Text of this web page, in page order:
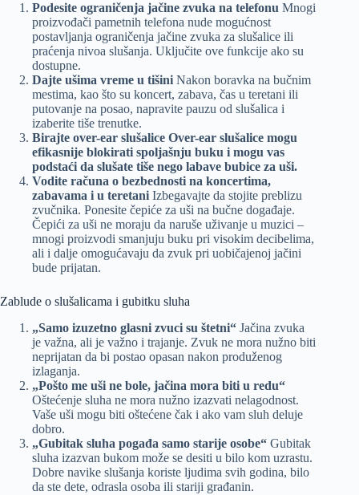
Podesite ograničenja jačine zvuka na telefonu Mnogi
proizvođači pametnih telefona nude mogućnost
postavljanja ograničenja jačine zvuka za slušalice ili
praćenja nivoa slušanja. Uključite ove funkcije ako su
dostupne.
Dajte ušima vreme u tišini Nakon boravka na bučnim
mestima, kao što su koncert, zabava, čas u teretani ili
putovanje na posao, napravite pauzu od slušalica i
izaberite tiše trenutke.
Birajte over-ear slušalice Over-ear slušalice mogu
efikasnije blokirati spoljašnju buku i mogu vas
podstaći da slušate tiše nego labave bubice za uši.
Vodite računa o bezbednosti na koncertima,
zabavama i u teretani Izbegavajte da stojite preblizu
zvučnika. Ponesite čepiće za uši na bučne događaje.
Čepići za uši ne moraju da naruše uživanje u muzici –
mnogi proizvodi smanjuju buku pri visokim decibelima,
ali i dalje omogućavaju da zvuk pri uobičajenoj jačini
bude prijatan.
Zablude o slušalicama i gubitku sluha
„Samo izuzetno glasni zvuci su štetni“ Jačina zvuka
je važna, ali je važno i trajanje. Zvuk ne mora nužno biti
neprijatan da bi postao opasan nakon produženog
izlaganja.
„Pošto me uši ne bole, jačina mora biti u redu“
Oštećenje sluha ne mora nužno izazvati nelagodnost.
Vaše uši mogu biti oštećene čak i ako vam sluh deluje
dobro.
„Gubitak sluha pogađa samo starije osobe“ Gubitak
sluha izazvan bukom može se desiti u bilo kom uzrastu.
Dobre navike slušanja koriste ljudima svih godina, bilo
da ste dete, odrasla osoba ili stariji građanin.